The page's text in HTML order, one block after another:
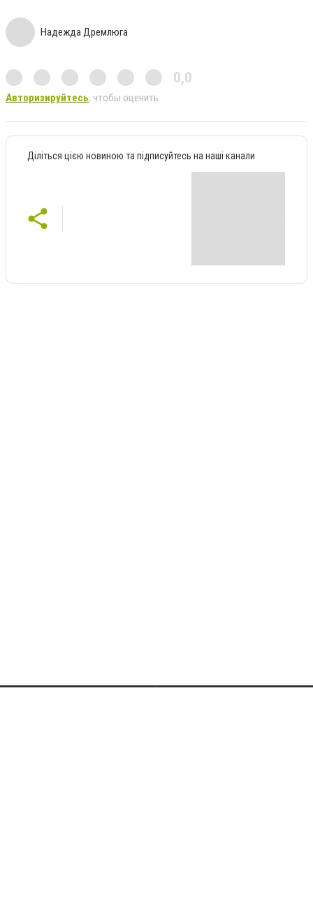
Надежда Дремлюга
0,0
Авторизируйтесь, чтобы оценить
Діліться цією новиною та підписуйтесь на наші канали